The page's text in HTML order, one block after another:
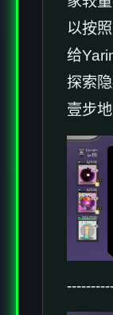
以按
给
探索
壹步